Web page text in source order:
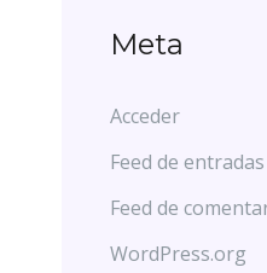
Meta
Acceder
Feed de entradas
Feed de
WordPress.org